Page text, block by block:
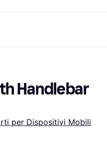
Handlebar
per Dispositivi Mobili